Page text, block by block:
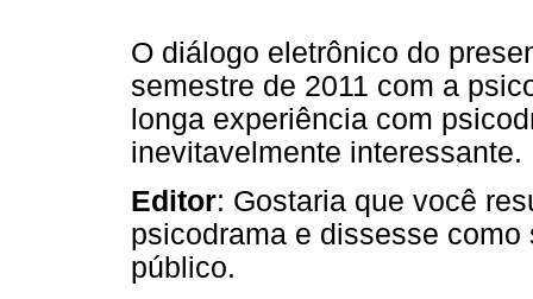
O diálogo eletrônico do
semestre de 2011 com a
longa experiência com
inevitavelmente interessante.
Editor: Gostaria que você
psicodrama e dissesse
público.